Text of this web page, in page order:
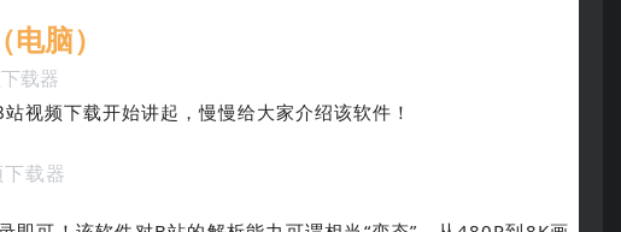
脑）
视频下载开始讲起，慢慢给大家介绍该软件！